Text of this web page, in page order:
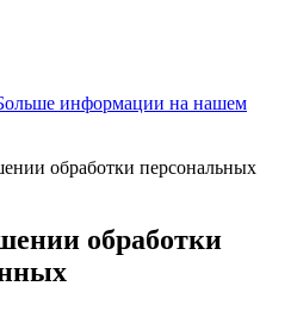
информации на нашем
обработки персональных
обработки